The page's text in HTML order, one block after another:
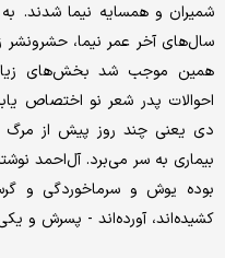
شمیران و همسایه نیما شدند.
سال‌های آخر عمر نیما،
همین موجب شد بخش‌های
دی یعنی چند روز پیش از مرگ
بیماری به سر می‌برد. آل‌احمد
بوده یوش و سرماخوردگی و
کشیده‌اند، آورده‌اند - پسرش و